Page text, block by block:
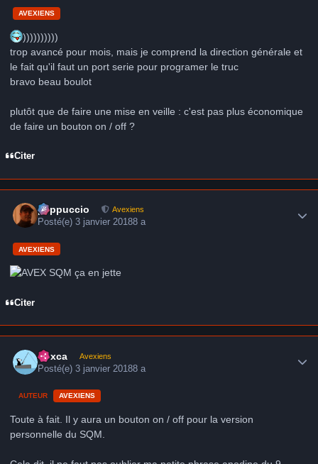
AVEXIENS
))))))))))
trop avancé pour mois, mais je comprend la direction générale et
le fait qu'il faut un port serie pour programer le truc
bravo beau boulot
plutôt que de faire une mise en veille : c'est pas plus économique
de faire un bouton on / off ?
Citer
peppuccio Avexiens
Posté(e)3 janvier 20188 a
AVEXIENS
SQM ça en jette
Citer
hoxca Avexiens
Posté(e)3 janvier 20188 a
AUTEUR AVEXIENS
Toute à fait. Il y aura un bouton on / off pour la version
personnelle du SQM.